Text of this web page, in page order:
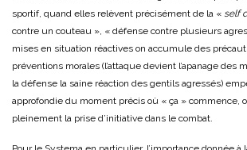
sportif, quand elles relèvent précisément de la « self
contre un couteau », « défense contre plusieurs
mises en situation réactives on accumule des
préventions morales (l’attaque devient l’apanage des
la défense la saine réaction des gentils agressés)
approfondie du moment précis où « ça » commence,
pleinement la prise d’initiative dans le combat.